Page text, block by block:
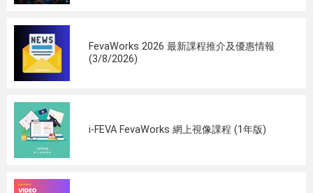
FevaWorks 2026 最新課程推介及優惠情報
(3/8/2026)
i-FEVA FevaWorks 網上視像課程 (1年版)